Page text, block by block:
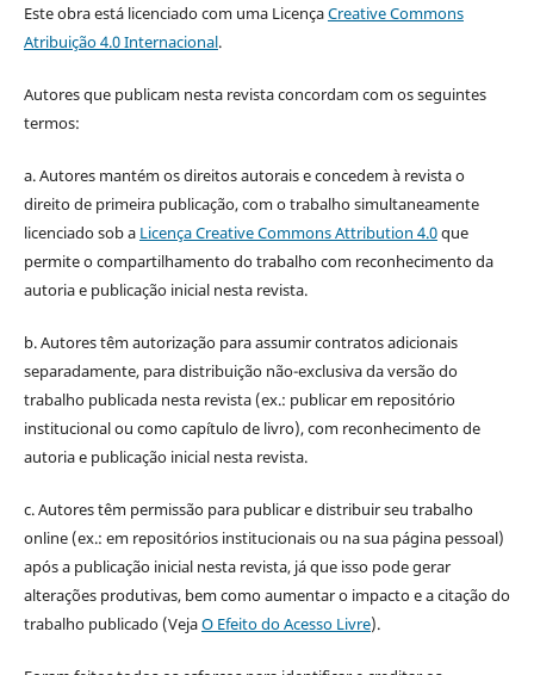
Este obra está licenciado com uma LicençaCreative Commons
Atribuição 4.0 Internacional.
Autores que publicam nesta revista concordam com os seguintes
termos:
a. Autores mantém os direitos autorais e concedem à revista o
direito de primeira publicação, com o trabalho simultaneamente
licenciado sob a Licença Creative Commons Attribution 4.0que
permite o compartilhamento do trabalho com reconhecimento da
autoria e publicação inicial nesta revista.
b. Autores têm autorização para assumir contratos adicionais
separadamente, para distribuição não-exclusiva da versão do
trabalho publicada nesta revista (ex.: publicar em repositório
institucional ou como capítulo de livro), com reconhecimento de
autoria e publicação inicial nesta revista.
c. Autores têm permissão para publicar e distribuir seu trabalho
online (ex.: em repositórios institucionais ou na sua página pessoal)
após a publicação inicial nesta revista, já que isso pode gerar
alterações produtivas, bem como aumentar o impacto e a citação do
trabalho publicado (VejaO Efeito do Acesso Livre).